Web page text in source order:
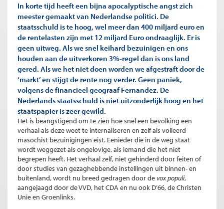
In korte tijd heeft een bijna apocalyptische angst zich
meester gemaakt van Nederlandse politici. De
staatsschuld is te hoog, wel meer dan 400 miljard euro en
de rentelasten zijn met 12 miljard Euro ondraaglijk. Er is
geen uitweg. Als we snel keihard bezuinigen en ons
houden aan de uitverkoren 3%-regel dan is ons land
gered. Als we het niet doen worden we afgestraft door de
‘markt’ en stijgt de rente nog verder. Geen paniek,
volgens de financieel geograaf Fernandez. De
Nederlands staatsschuld is niet uitzonderlijk hoog en het
staatspapier is zeer gewild.
Het is beangstigend om te zien hoe snel een bevolking een
verhaal als deze weet te internaliseren en zelf als volleerd
masochist bezuinigingen eist. Eenieder die in de weg staat
wordt weggezet als ongelovige, als iemand die het niet
begrepen heeft. Het verhaal zelf, niet gehinderd door feiten of
door studies van gezaghebbende instellingen uit binnen- en
buitenland, wordt nu breed gedragen door devox populi,
aangejaagd door de VVD, het CDA en nu ook D’66, de Christen
Unie en Groenlinks.